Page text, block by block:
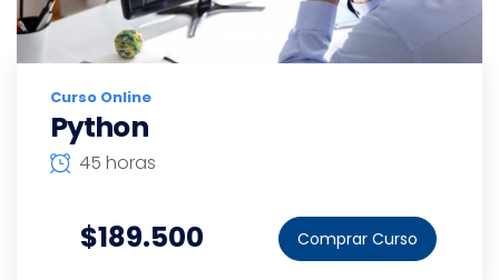
Curso Online
Python
45 horas
$189.500 Comprar Curso